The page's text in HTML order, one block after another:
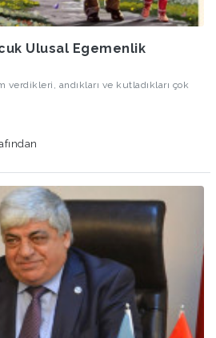
Ulusal Egemenlik
verdikleri, andıkları ve kutladıkları çok